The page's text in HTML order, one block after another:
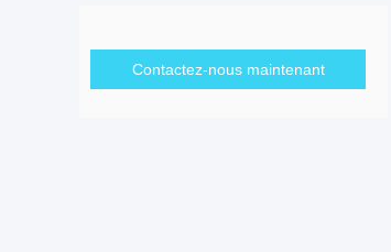
Contactez-nous maintenant